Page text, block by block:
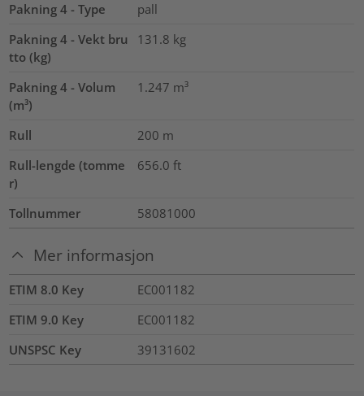
Pakning 4 - Type
pall
Pakning 4 - Vekt bru
tto (kg)
131.8 kg
Pakning 4 - Volum
(m³)
1.247 m³
Rull 200 m
Rull-lengde (tomme
r)
656.0 ft
Tollnummer 58081000
Mer informasjon
ETIM 8.0 Key
EC001182
ETIM 9.0 Key
EC001182
UNSPSC Key
39131602